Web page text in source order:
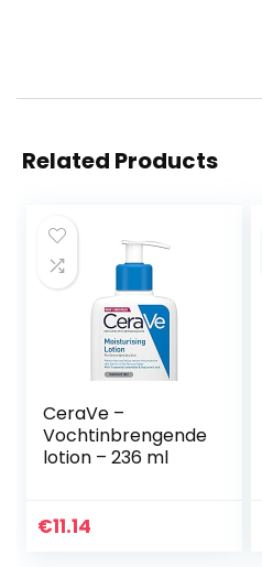
Related Products
CeraVe –
Vochtinbrengende
lotion – 236 ml
€11.14